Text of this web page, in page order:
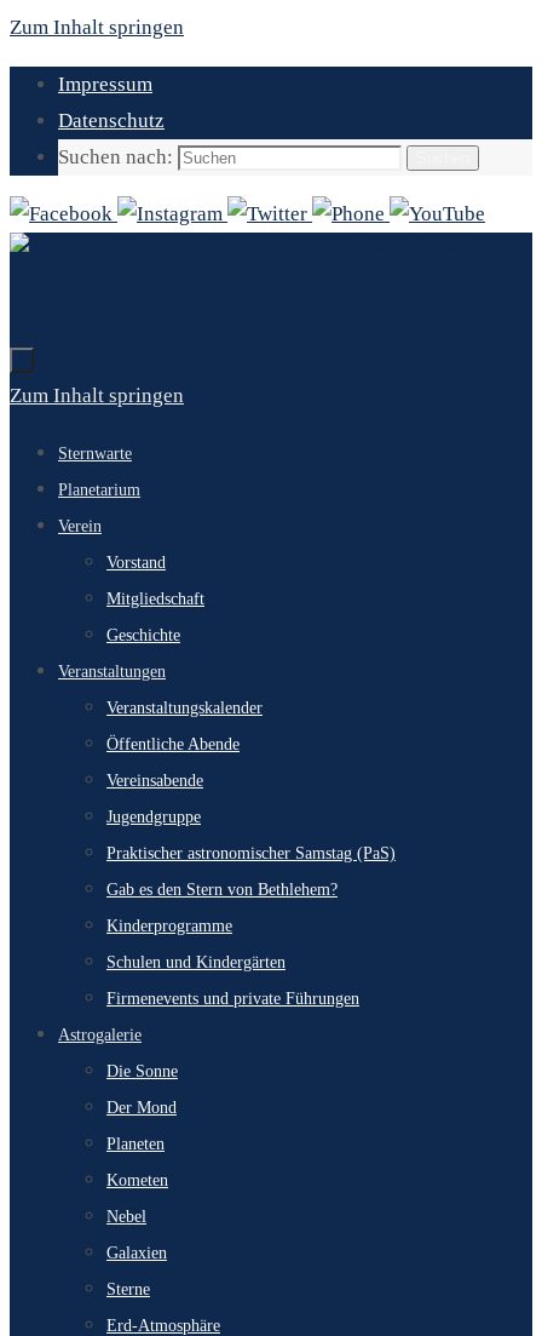
Zum Inhalt springen
Impressum
Datenschutz
Suchen nach:
Zum Inhalt springen
Sternwarte
Planetarium
Verein
Vorstand
Mitgliedschaft
Geschichte
Veranstaltungen
Veranstaltungskalender
Öffentliche Abende
Vereinsabende
Jugendgruppe
Praktischer astronomischer Samstag (PaS)
Gab es den Stern von Bethlehem?
Kinderprogramme
Schulen und Kindergärten
Firmenevents und private Führungen
Astrogalerie
Die Sonne
Der Mond
Planeten
Kometen
Nebel
Galaxien
Sterne
Erd-Atmosphäre